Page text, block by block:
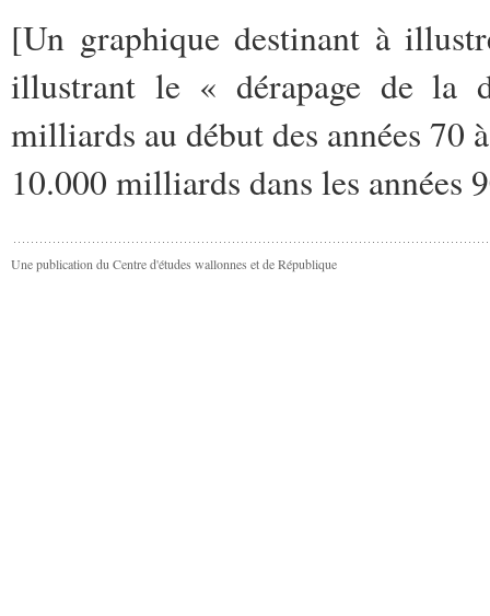
[Un graphique destinant à
illustrant le « dérapage de la
milliards au début des années 70
10.000 milliards dans les années
Une publication du Centre d'études wallonnes et de République